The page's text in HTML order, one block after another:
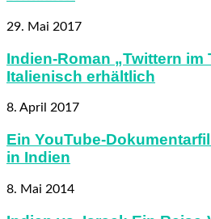
29. Mai 2017
Indien-Roman „Twittern im
Italienisch erhältlich
8. April 2017
Ein YouTube-
in Indien
8. Mai 2014